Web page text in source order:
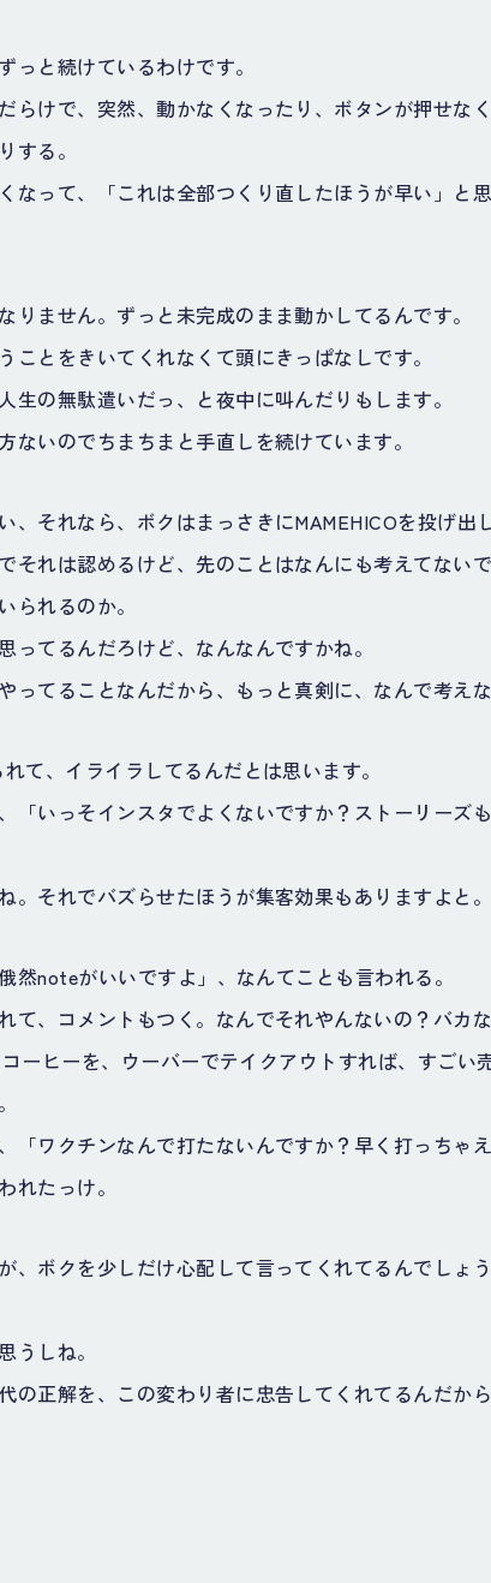
っと続けているわけです。
らけで、突然、動かなくなったり、ボタンが押せな
する。
なって、「これは全部つくり直したほうが早い」と
りません。ずっと未完成のまま動かしてるんです。
ことをきいてくれなくて頭にきっぱなしです。
生の無駄遣いだっ、と夜中に叫んだりもします。
ないのでちまちまと手直しを続けています。
、それなら、ボクはまっさきにMAMEHICOを投げ出
それは認めるけど、先のことはなんにも考えてないで
られるのか。
ってるんだろけど、なんなんですかね。
ってることなんだから、もっと真剣に、なんで考えな
て、イライラしてるんだとは思います。
「いっそインスタでよくないですか？ストーリーズ
。それでバズらせたほうが集客効果もありますよと。
然noteがいいですよ」、なんてことも言われる。
て、コメントもつく。なんでそれやんないの？バカな
コーヒーを、ウーバーでテイクアウトすれば、すごい
「ワクチンなんで打たないんですか？早く打っちゃ
れたっけ。
ボクを少しだけ心配して言ってくれてるんでしょ
うしね。
の正解を、この変わり者に忠告してくれてるんだか